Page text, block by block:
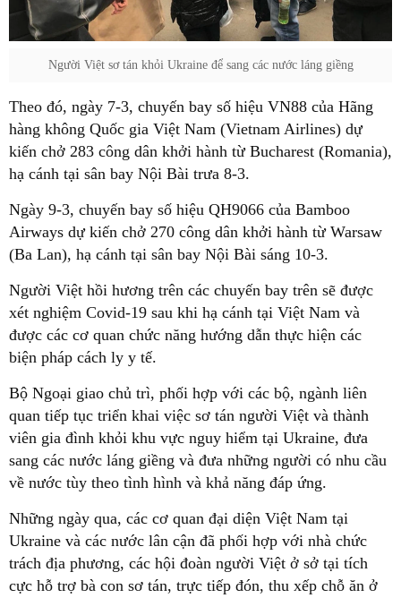
Người Việt sơ tán khỏi Ukraine để sang các nước láng giềng
Theo đó, ngày 7-3, chuyến bay số hiệu VN88 của Hãng
hàng không Quốc gia Việt Nam (Vietnam Airlines) dự
kiến chở 283 công dân khởi hành từ Bucharest (Romania),
hạ cánh tại sân bay Nội Bài trưa 8-3.
Ngày 9-3, chuyến bay số hiệu QH9066 của Bamboo
Airways dự kiến chở 270 công dân khởi hành từ Warsaw
(Ba Lan), hạ cánh tại sân bay Nội Bài sáng 10-3.
Người Việt hồi hương trên các chuyến bay trên sẽ được
xét nghiệm Covid-19 sau khi hạ cánh tại Việt Nam và
được các cơ quan chức năng hướng dẫn thực hiện các
biện pháp cách ly y tế.
Bộ Ngoại giao chủ trì, phối hợp với các bộ, ngành liên
quan tiếp tục triển khai việc sơ tán người Việt và thành
viên gia đình khỏi khu vực nguy hiểm tại Ukraine, đưa
sang các nước láng giềng và đưa những người có nhu cầu
về nước tùy theo tình hình và khả năng đáp ứng.
Những ngày qua, các cơ quan đại diện Việt Nam tại
Ukraine và các nước lân cận đã phối hợp với nhà chức
trách địa phương, các hội đoàn người Việt ở sở tại tích
cực hỗ trợ bà con sơ tán, trực tiếp đón, thu xếp chỗ ăn ở